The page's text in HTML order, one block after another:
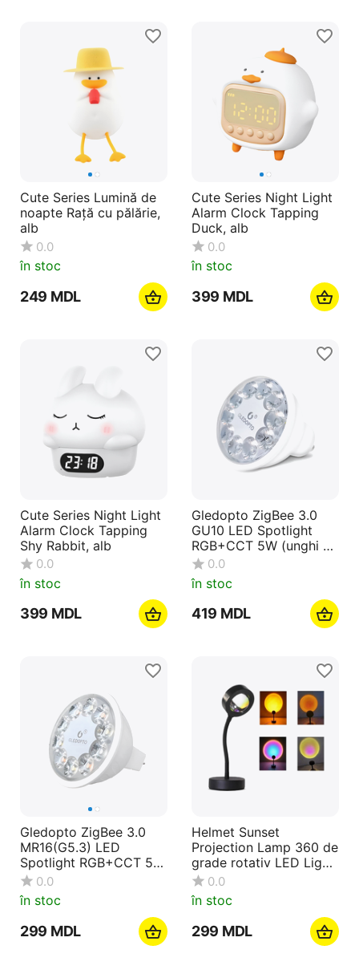
Cute Series Lumină de
noapte Rață cu pălărie,
alb
0.0
în stoc
‍249‍ MDL
Cute Series Night Light
Alarm Clock Tapping
Duck, alb
0.0
în stoc
‍399‍ MDL
Cute Series Night Light
Alarm Clock Tapping
Shy Rabbit, alb
0.0
în stoc
‍399‍ MDL
Gledopto ZigBee 3.0
GU10 LED Spotlight
RGB+CCT 5W (unghi de
rază 30°, 450lm,
CRI>80) (GL-S-006P)
0.0
în stoc
‍419‍ MDL
Gledopto ZigBee 3.0
MR16(G5.3) LED
Spotlight RGB+CCT 5W
(unghi de rază 30°,
500lm, CRI>80) (GL-S-
014P)
0.0
în stoc
‍299‍ MDL
Helmet Sunset
Projection Lamp 360 de
grade rotativ LED Light,
Mix Color
0.0
în stoc
‍299‍ MDL